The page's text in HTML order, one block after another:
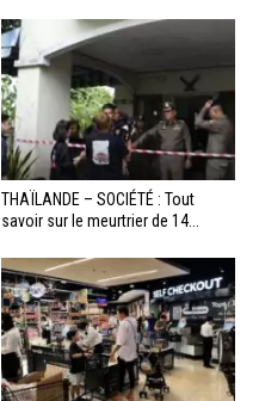
THAÏLANDE – SOCIÉTÉ : Tout
savoir sur le meurtrier de 14...